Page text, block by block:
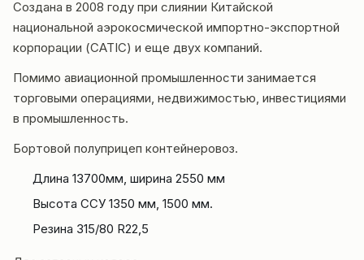
Создана в 2008 году при слиянии Китайской
национальной аэрокосмической импортно-экспортной
корпорации (CATIC) и еще двух компаний.
Помимо авиационной промышленности занимается
торговыми операциями, недвижимостью, инвестициями
в промышленность.
Бортовой полуприцеп контейнеровоз.
Длина 13700мм, ширина 2550 мм
Высота ССУ 1350 мм, 1500 мм.
Резина 315/80 R22,5